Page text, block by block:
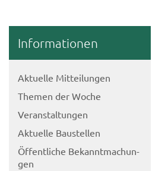
In­for­ma­tio­nen
Ak­tu­el­le Mit­tei­lun­gen
The­men der Woche
Ver­an­stal­tun­gen
Ak­tu­el­le Bau­stel­len
Öf­fent­li­che Be­kannt­ma­chun­
gen